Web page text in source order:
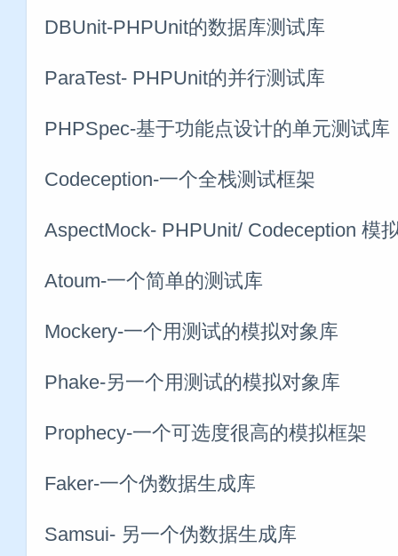
DBUnit-PHPUnit的数据库测试库
ParaTest- PHPUnit的并行测试库
PHPSpec-基于功能点设计的单元测试库
Codeception-一个全栈测试框架
AspectMock- PHPUnit/ Codeception 模
Atoum-一个简单的测试库
Mockery-一个用测试的模拟对象库
Phake-另一个用测试的模拟对象库
Prophecy-一个可选度很高的模拟框架
Faker-一个伪数据生成库
Samsui- 另一个伪数据生成库